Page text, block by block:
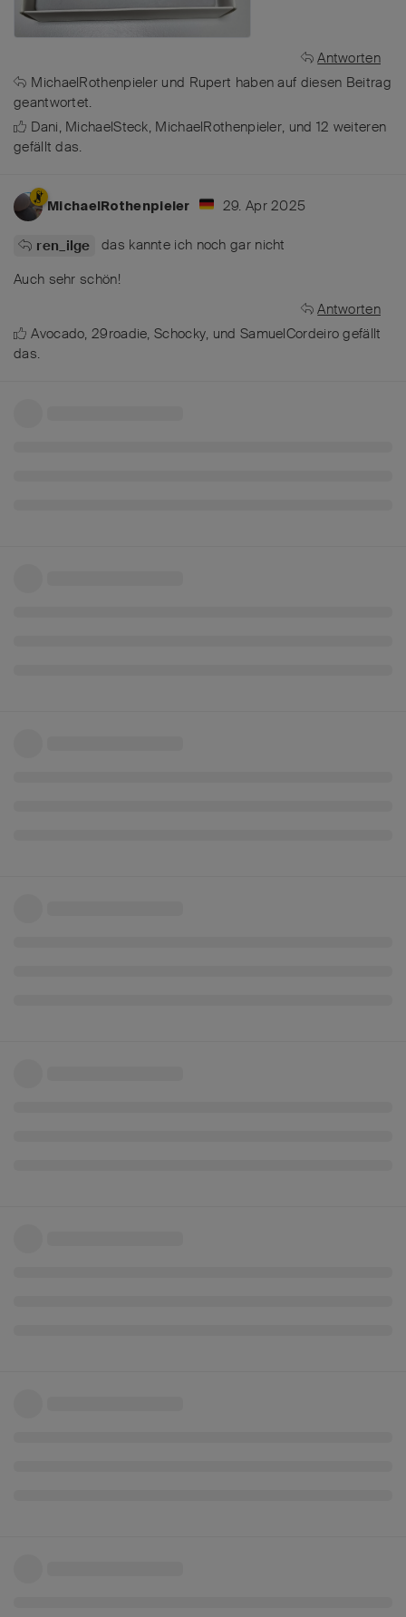
Antworten
MichaelRothenpieler und Rupert haben auf diesen Beitrag
geantwortet.
Dani, MichaelSteck, MichaelRothenpieler, und 12 weiteren
gefällt das.
MichaelRothenpieler 29. Apr 2025
ren_ilge
das kannte ich noch gar nicht
Auch sehr schön!
Antworten
Avocado,29roadie,Schocky, und SamuelCordeiro gefällt
das.